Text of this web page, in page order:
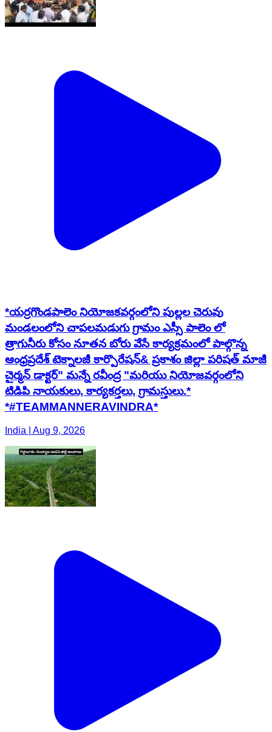
*యర్రగొండపాలెం నియోజకవర్గంలోని పుల్లల చెరువు
మండలంలోని చాపలమడుగు గ్రామం ఎస్సీ పాలెం లో
త్రాగునీరు కోసం నూతన బోరు వేసే కార్యక్రమంలో పాల్గొన్న
ఆంధ్రప్రదేశ్ టెక్నాలజీ కార్పొరేషన్& ప్రకాశం జిల్లా పరిషత్ మాజీ
చైర్మన్ డాక్టర్" మన్నే రవీంద్ర "మరియు నియోజవర్గంలోని
టిడిపి నాయకులు, కార్యకర్తలు, గ్రామస్తులు.*
*#TEAMMANNERAVINDRA*
India | Aug 9, 2026